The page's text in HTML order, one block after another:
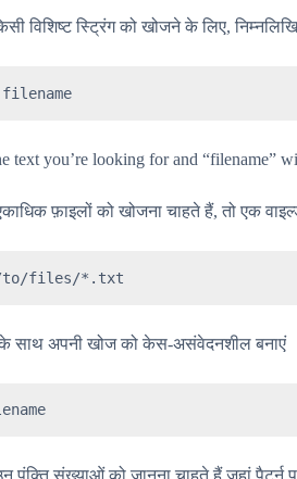
विशिष्ट स्ट्रिंग को खोजने के लिए,
text you’re looking for and “filename”
फ़ाइलों को खोजना चाहते हैं, तो एक
to/files/*.txt
साथ अपनी खोज को केस-असंवेदनशील बनाएं
पंक्ति संख्याओं को जानना चाहते हैं जहां पैटर्न